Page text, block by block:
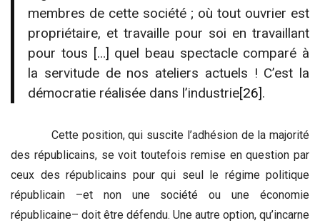
membres de cette société ; où tout ouvrier est
propriétaire, et travaille pour soi en travaillant
pour tous […] quel beau spectacle comparé à
la servitude de nos ateliers actuels ! C’est la
démocratie réalisée dans l’industrie[26].
Cette position, qui suscite l’adhésion de la majorité
des républicains, se voit toutefois remise en question par
ceux des républicains pour qui seul le régime politique
républicain –et non une société ou une économie
républicaine– doit être défendu. Une autre option, qu’incarne